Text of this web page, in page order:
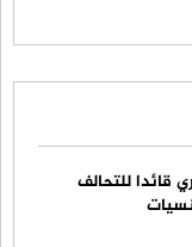
قائدا للتحالف